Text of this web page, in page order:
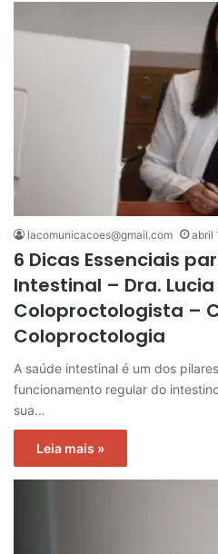
lacomunicacoes@gmail.com abril
6 Dicas Essenciais
Intestinal – Dra.
Coloproctologista –
Coloproctologia
A saúde intestinal é um dos
funcionamento regular do
sua…
Leia mais »